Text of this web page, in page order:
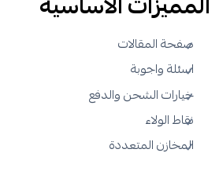
صفحة المقالات
اسئلة واجوبة
خيارات الشحن والدفع
نقاط الولاء
المخازن المتعددة